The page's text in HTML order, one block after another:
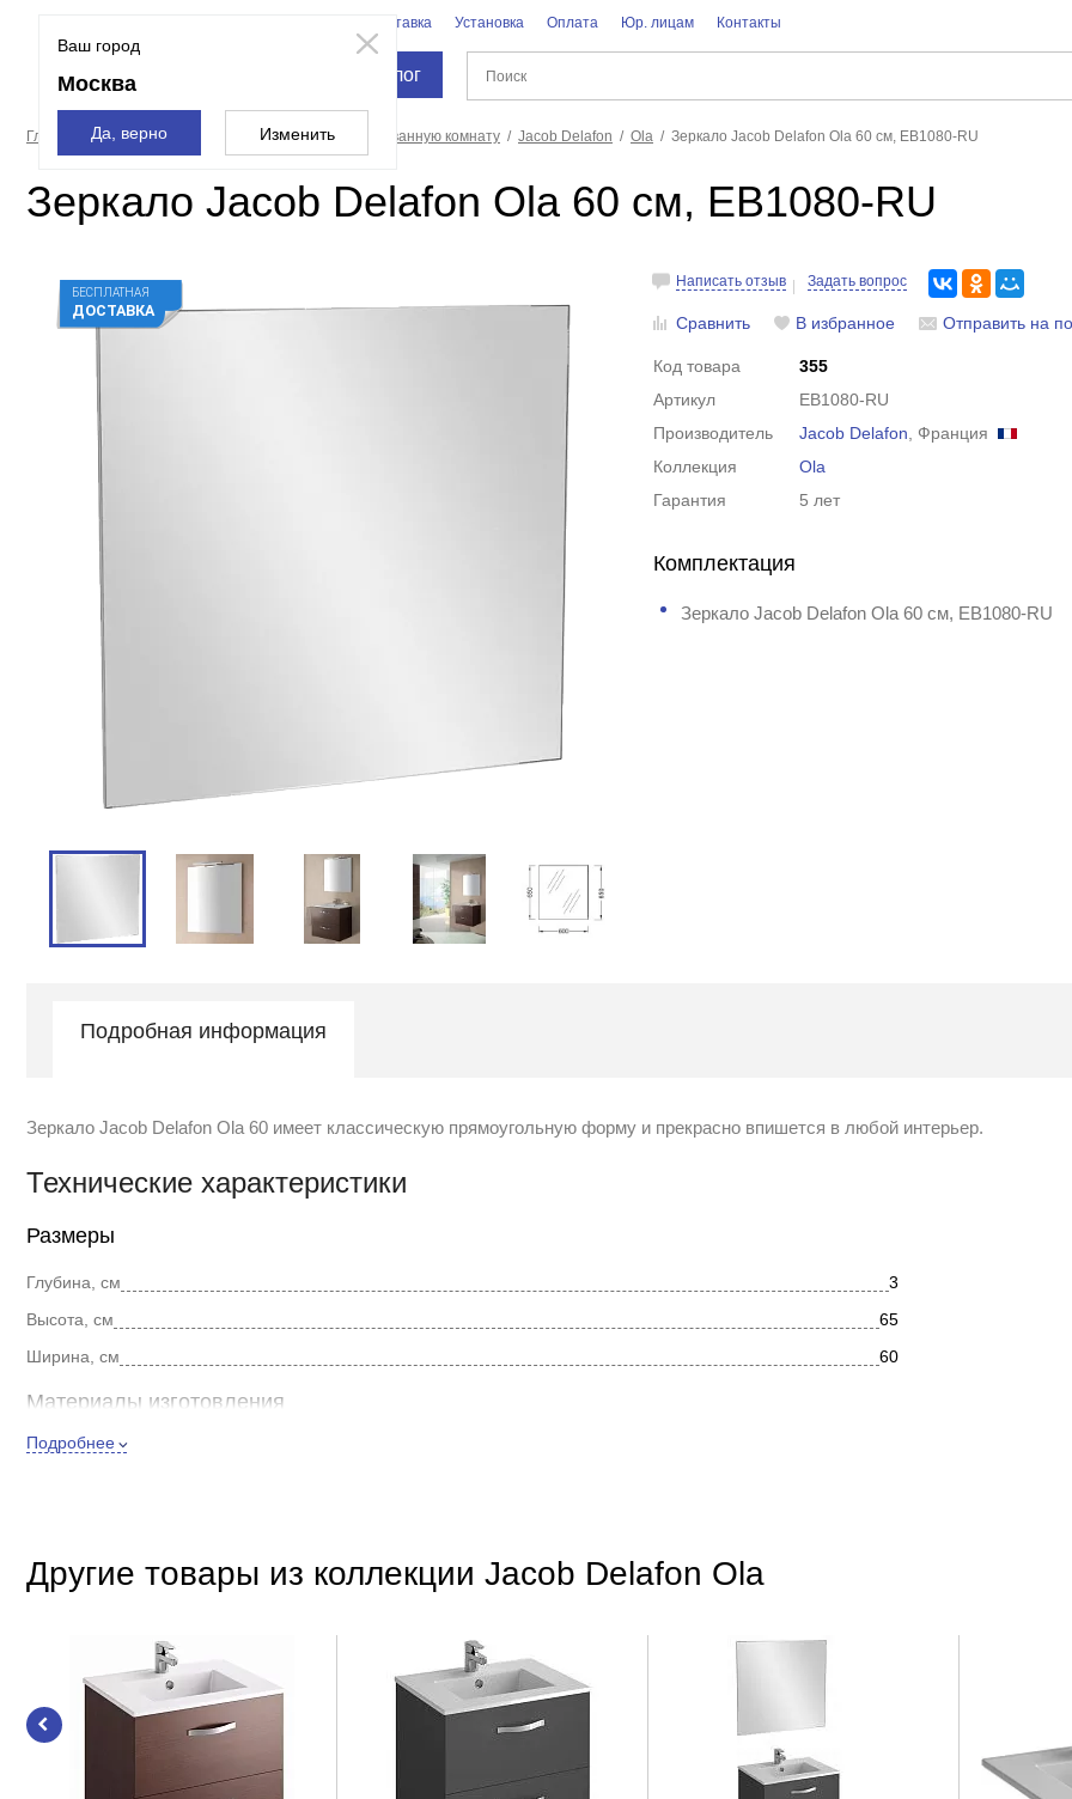
Ваш город
Москва
Да, верно Изменить
Доставка Установка Оплата Юр. лицам Контакты
Каталог
Главная страница Мебель для ванной Зеркала в ванную комнату Jacob Delafon Ola Зеркало Jacob Delafon Ola 60 см, EB1080-RU
Зеркало Jacob Delafon Ola 60 см, EB1080-RU
БЕСПЛАТНАЯ
ДОСТАВКА
Написать отзыв Задать вопрос
Сравнить В избранное Отправить на
Код товара
355
Артикул
EB1080-RU
Производитель
Jacob Delafon , Франция
Коллекция
Ola
Гарантия
5 лет
Комплектация
Зеркало Jacob Delafon Ola 60 см, EB1080-RU
Подробная информация
Зеркало Jacob Delafon Ola 60 имеет классическую прямоугольную форму и прекрасно впишется в любой интерьер.
Технические характеристики
Размеры
Глубина, см
3
Высота, см
65
Ширина, см
60
Материалы изготовления
Материал корпуса
Форма зеркала
Оснащение
Подробнее
Другие товары из коллекции Jacob Delafon Ola